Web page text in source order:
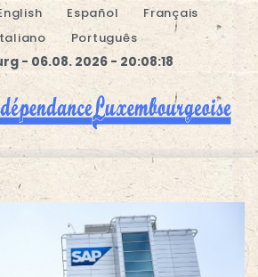
Español
Français
Português
- 06.08. 2026 - 20:08:18